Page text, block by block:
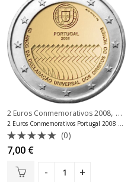
2 Euros Conmemorativos 2008, 2
2 Euros Conmemorativos Portugal 2008 Moneda
Valorado
con
de
(0)
7,00 €